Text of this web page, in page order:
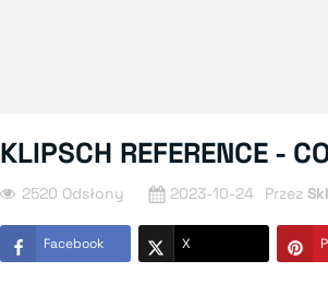
KLIPSCH REFERENCE -
2520 Odsłony 2023-10-24 Przez
Facebook X